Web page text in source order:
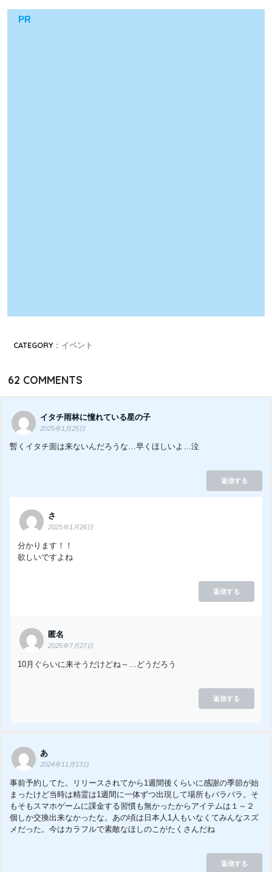
PR
CATEGORY : イベント
62 COMMENTS
イタチ雨林に憧れている星の子
2025年1月25日
暫くイタチ面は来ないんだろうな…早くほしいよ…泣
返信する
さ
2025年1月26日
分かります！！
欲しいですよね
返信する
匿名
2025年7月27日
10月ぐらいに来そうだけどね～…どうだろう
返信する
あ
2024年11月13日
事前予約してた。リリースされてから1週間後くらいに感謝の季節が始
まったけど当時は精霊は1週間に一体ずつ出現して場所もバラバラ。そ
もそもスマホゲームに課金する習慣も無かったからアイテムは１～２
個しか交換出来なかったな。あの頃は日本人1人もいなくてみんなスズ
メだった。今はカラフルで素敵なほしのこがたくさんだね
返信する